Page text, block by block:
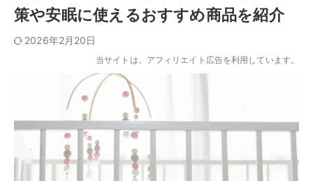
策や安眠に使えるおすすめ商品を紹介
2026年2月20日
当サイトは、アフィリエイト広告を利用しています。